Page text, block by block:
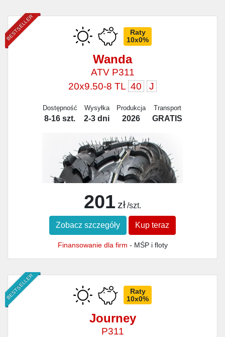
BESTSELLER
Raty
10x0%
Wanda
ATV P311
20x9.50-8 TL 40 J
Dostępność
8-16 szt.
Wysyłka
2-3 dni
Produkcja
2026
Transport
GRATIS
201 zł /szt.
Zobacz szczegóły Kup teraz
Finansowanie dla firm - MŚP i floty
BESTSELLER
Raty
10x0%
Journey
P311